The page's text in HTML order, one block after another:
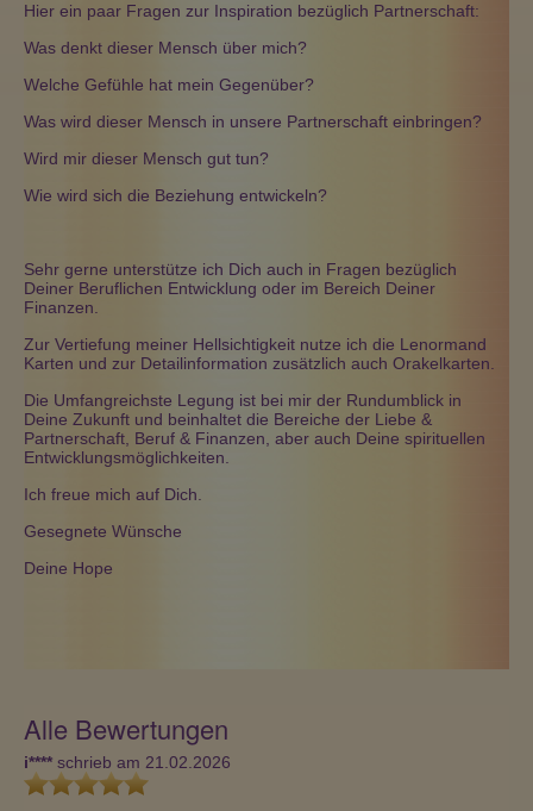
Hier ein paar Fragen zur Inspiration bezüglich Partnerschaft:
Was denkt dieser Mensch über mich?
Welche Gefühle hat mein Gegenüber?
Was wird dieser Mensch in unsere Partnerschaft einbringen?
Wird mir dieser Mensch gut tun?
Wie wird sich die Beziehung entwickeln?
Sehr gerne unterstütze ich Dich auch in Fragen bezüglich
Deiner Beruflichen Entwicklung oder im Bereich Deiner
Finanzen.
Zur Vertiefung meiner Hellsichtigkeit nutze ich die Lenormand
Karten und zur Detailinformation zusätzlich auch Orakelkarten.
Die Umfangreichste Legung ist bei mir der Rundumblick in
Deine Zukunft und beinhaltet die Bereiche der Liebe &
Partnerschaft, Beruf & Finanzen, aber auch Deine spirituellen
Entwicklungsmöglichkeiten.
Ich freue mich auf Dich.
Gesegnete Wünsche
Deine Hope
Alle Bewertungen
i**** schrieb am 21.02.2026